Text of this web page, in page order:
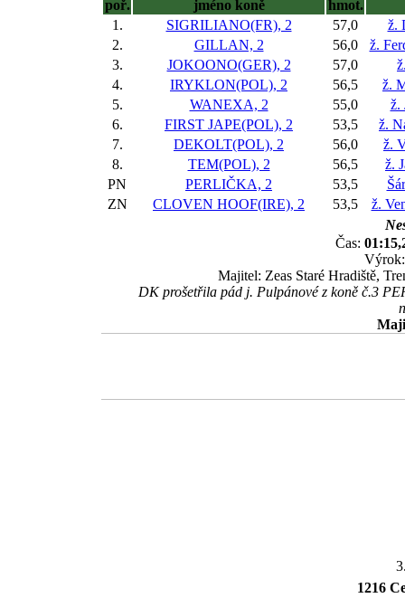
poř. jméno koně
hmot.
1.
SIGRILIANO(FR), 2 57,0
ž.
2.
GILLAN, 2 56,0
ž.
3.
JOKOONO(GER), 2 57,0
4.
IRYKLON(POL), 2 56,5
ž.
5.
WANEXA, 2 55,0
ž.
6.
FIRST JAPE(POL), 2 53,5
ž.
7.
DEKOLT(POL), 2 56,0
ž.
8.
TEM(POL), 2 56,5
ž.
PN
PERLIČKA, 2 53,5
ZN
CLOVEN HOOF(IRE), 2 53,5
ž.
Čas:
Majitel: Zeas Staré Hradiště,
DK prošetřila pád j. Pulpánové z koně č.3
1216